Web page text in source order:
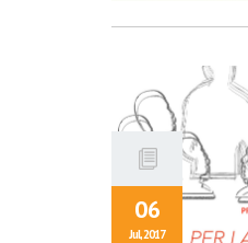
06
Jul, 2017